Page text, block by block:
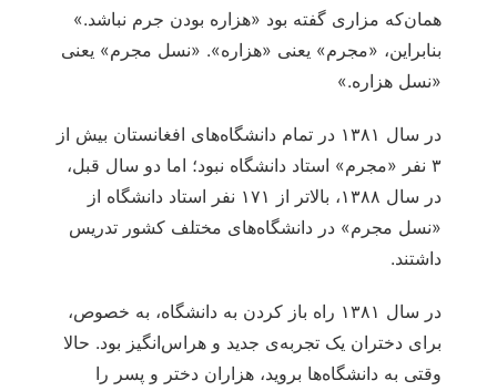
همان‌که مزاری گفته بود «هزاره بودن جرم نباشد.»
بنابراین، «مجرم» یعنی «هزاره». «نسل مجرم» یعنی
«نسل هزاره.»
در سال ۱۳۸۱ در تمام دانشگاه‏‌های افغانستان بیش از
۳ نفر «مجرم» استاد دانشگاه نبود؛ اما دو سال قبل،
در سال ۱۳۸۸، بالاتر از ۱۷۱ نفر استاد دانشگاه از
«نسل مجرم» در دانشگاه‏‌های مختلف کشور تدریس
داشتند.
در سال ۱۳۸۱ راه باز کردن به دانشگاه، به خصوص،
برای دختران یک تجربه‏‌ی جدید و هراس‌‏انگیز بود. حالا
وقتی به دانشگاه‏‌ها بروید، هزاران دختر و پسر را